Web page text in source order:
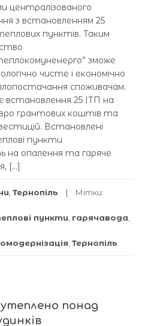
централізованого
з встановленням 25
пунктів. Таким
зможе
чисте і економічно
споживачам.
встановлення 25 ІТП на
грантових коштів та
Встановлені
пункти
опалення та гаряче
[…]
Тернопіль Мітки:
пункти гарячавода
Тернопіль
утеплено понад